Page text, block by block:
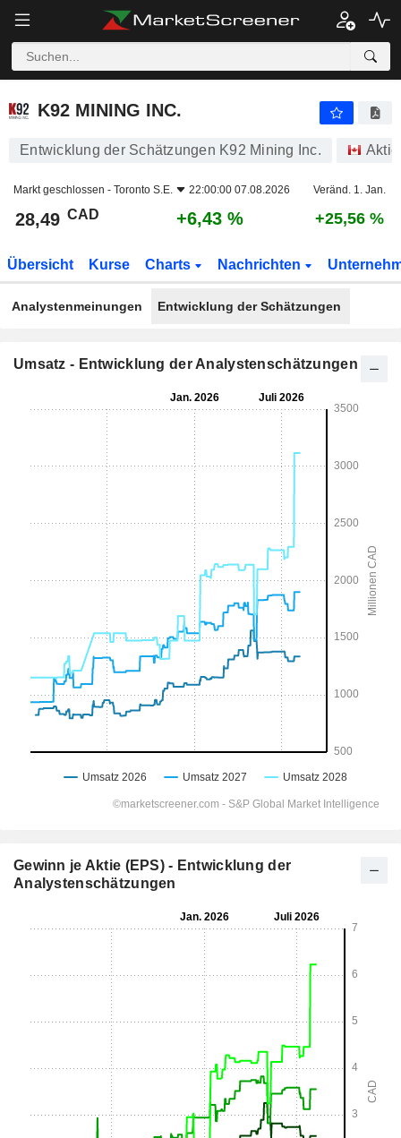
K92 MINING INC.
K92 MINING INC.
Entwicklung der Schätzungen K92 Mining Inc.
Markt geschlossen - Toronto S.E. 22:00:00 07.08.2026 Veränd. 1. Jan.
28,49 CAD +6,43 % +25,56 %
Übersicht Kurse Charts Nachrichten
Analystenmeinungen Entwicklung der Schätzungen
Umsatz - Entwicklung der Analystenschätzungen
Gewinn je Aktie (EPS) - Entwicklung der
Analystenschätzungen